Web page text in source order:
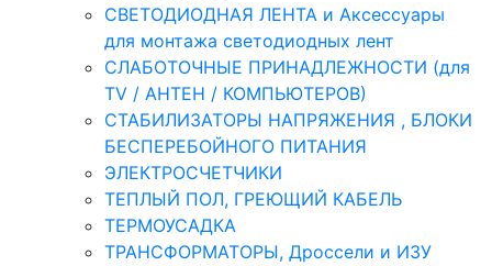
СВЕТОДИОДНАЯ ЛЕНТА и Аксессуары
для монтажа светодиодных лент
СЛАБОТОЧНЫЕ ПРИНАДЛЕЖНОСТИ (для
TV / АНТЕН / КОМПЬЮТЕРОВ)
СТАБИЛИЗАТОРЫ НАПРЯЖЕНИЯ , БЛОКИ
БЕСПЕРЕБОЙНОГО ПИТАНИЯ
ЭЛЕКТРОСЧЕТЧИКИ
ТЕПЛЫЙ ПОЛ, ГРЕЮЩИЙ КАБЕЛЬ
ТЕРМОУСАДКА
ТРАНСФОРМАТОРЫ, Дроссели и ИЗУ